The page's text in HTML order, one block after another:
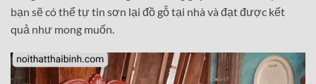
bạn sẽ có thể tự tin sơn lại đồ gỗ tại nhà và đạt được kết
quả như mong muốn.